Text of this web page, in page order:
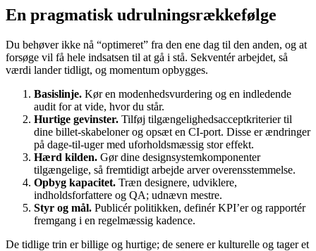
En pragmatisk udrulningsrækkefølge
Du behøver ikke nå “optimeret” fra den ene dag til den anden, og at
forsøge vil få hele indsatsen til at gå i stå. Sekventér arbejdet, så
værdi lander tidligt, og momentum opbygges.
Basislinje. Kør en modenhedsvurdering og en indledende
audit for at vide, hvor du står.
Hurtige gevinster. Tilføj tilgængelighedsacceptkriterier til
dine billet-skabeloner og opsæt en CI-port. Disse er ændringer
på dage-til-uger med uforholdsmæssig stor effekt.
Hærd kilden. Gør dine designsystemkomponenter
tilgængelige, så fremtidigt arbejde arver overensstemmelse.
Opbyg kapacitet. Træn designere, udviklere,
indholdsforfattere og QA; udnævn mestre.
Styr og mål. Publicér politikken, definér KPI’er og rapportér
fremgang i en regelmæssig kadence.
De tidlige trin er billige og hurtige; de senere er kulturelle og tager et